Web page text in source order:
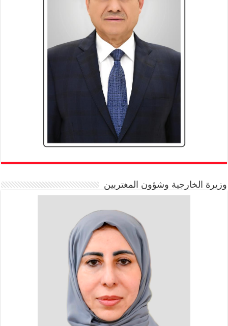
وزيرة الخارجية وشؤون المغتربين